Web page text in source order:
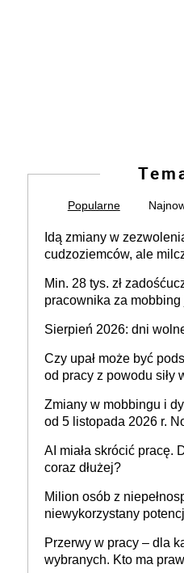
Popularne
Idą zmiany w
cudzoziemców, ale
Min. 28 tys. zł
pracownika za mobbing
zespołu
Sierpień 2026: dni
Czy upał może być
od pracy z powodu siły
Zmiany w mobbingu i
od 5 listopada 2026 r.
Ustaw
AI miała skrócić pracę.
coraz dłużej?
Milion osób z
niewykorzystany
dofinansowań czy
stronie systemu i
Przerwy w pracy – dla
wybranych. Kto ma